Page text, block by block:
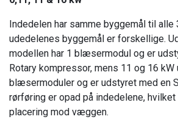
Indedelen har samme byggemål til alle
udedelenes byggemål er forskellige.
modellen har 1 blæsermodul og er
Rotary kompressor, mens 11 og 16 kW
blæsermoduler og er udstyret med en
rørføring er opad på indedelene,
placering mod væggen.